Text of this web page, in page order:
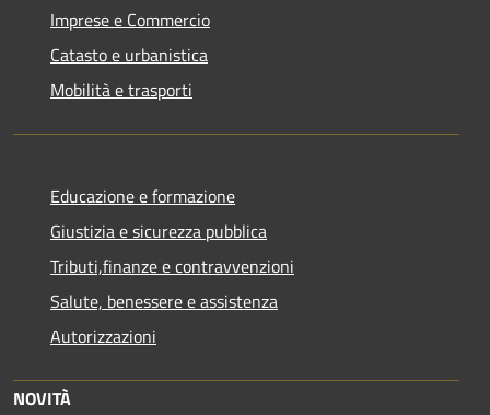
Imprese e Commercio
Catasto e urbanistica
Mobilità e trasporti
Educazione e formazione
Giustizia e sicurezza pubblica
Tributi,finanze e contravvenzioni
Salute, benessere e assistenza
Autorizzazioni
NOVITÀ